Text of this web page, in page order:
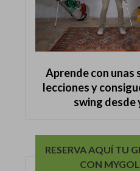
Aprende con unas
lecciones y
swing desde
RESERVA AQUÍ TU
CON